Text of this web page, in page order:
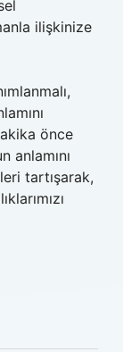
ilişkinize
önce
anlamını
tartışarak,